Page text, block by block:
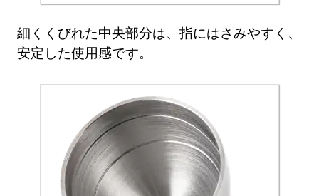
細くくびれた中央部分は、指にはさみやすく、
安定した使用感です。